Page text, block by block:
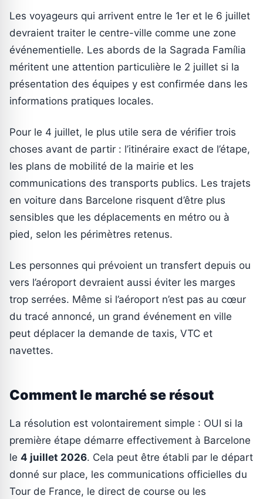
Les voyageurs qui arrivent entre le 1er et le 6 juillet
devraient traiter le centre-ville comme une zone
événementielle. Les abords de la Sagrada Família
méritent une attention particulière le 2 juillet si la
présentation des équipes y est confirmée dans les
informations pratiques locales.
Pour le 4 juillet, le plus utile sera de vérifier trois
choses avant de partir : l’itinéraire exact de l’étape,
les plans de mobilité de la mairie et les
communications des transports publics. Les trajets
en voiture dans Barcelone risquent d’être plus
sensibles que les déplacements en métro ou à
pied, selon les périmètres retenus.
Les personnes qui prévoient un transfert depuis ou
vers l’aéroport devraient aussi éviter les marges
trop serrées. Même si l’aéroport n’est pas au cœur
du tracé annoncé, un grand événement en ville
peut déplacer la demande de taxis, VTC et
navettes.
Comment le marché se résout
La résolution est volontairement simple : OUI si la
première étape démarre effectivement à Barcelone
le 4 juillet 2026. Cela peut être établi par le départ
donné sur place, les communications officielles du
Tour de France, le direct de course ou les